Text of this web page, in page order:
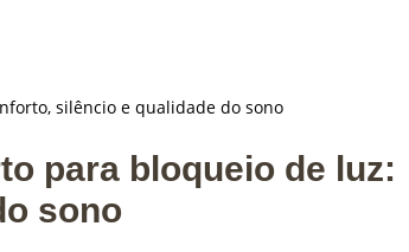
silêncio e qualidade do sono
para bloqueio de luz:
sono